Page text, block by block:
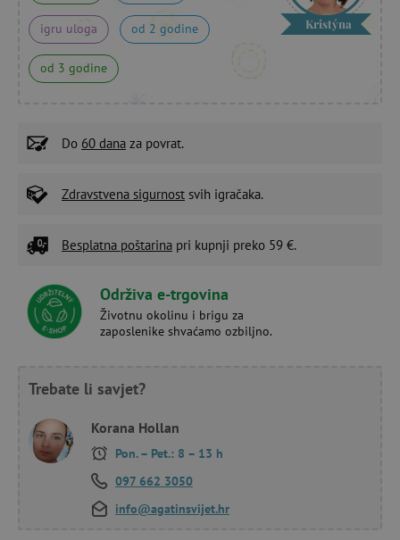
igru uloga od 2 godine
od 3 godine
Kristýna
Do 60 dana za povrat.
Zdravstvena sigurnost svih igračaka.
Besplatna poštarina pri kupnji preko 59 €.
Održiva e-trgovina
Životnu okolinu i brigu za
zaposlenike shvaćamo ozbiljno.
Trebate li savjet?
Korana Hollan
Pon. – Pet.: 8 – 13 h
097 662 3050
info@agatinsvijet.hr